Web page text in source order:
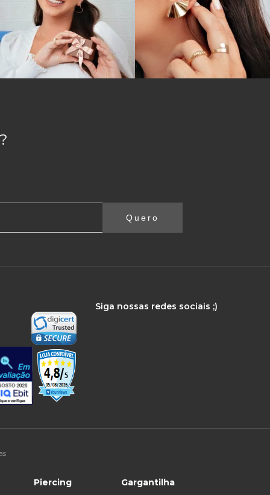
Quero
Siga nossas redes sociais ;)
Piercing Gargantilha